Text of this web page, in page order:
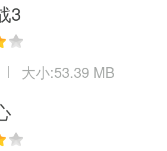
3
大小:53.39 MB